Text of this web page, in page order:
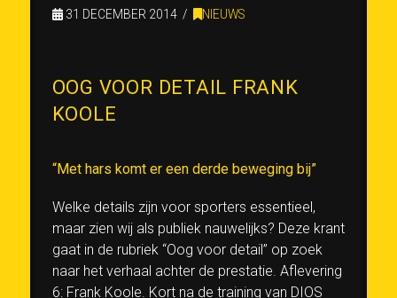
31 DECEMBER 2014 NIEUWS
OOG VOOR DETAIL FRANK
KOOLE
“Met hars komt er een derde beweging bij”
Welke details zijn voor sporters essentieel,
maar zien wij als publiek nauwelijks? Deze krant
gaat in de rubriek “Oog voor detail” op zoek
naar het verhaal achter de prestatie. Aflevering
6: Frank Koole. Kort na de training van DIOS